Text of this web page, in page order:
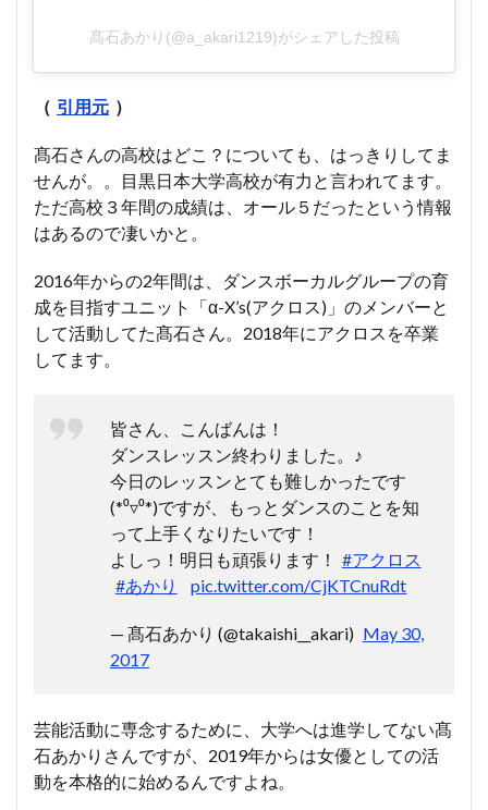
髙石あかり(@a_akari1219)がシェアした投稿
（ 引用元 ）
髙石さんの高校はどこ？についても、はっきりしてま
せんが。。目黒日本大学高校が有力と言われてます。
ただ高校３年間の成績は、オール５だったという情報
はあるので凄いかと。
2016年からの2年間は、ダンスボーカルグループの育
成を目指すユニット「α-X’s(アクロス)」のメンバーと
して活動してた髙石さん。2018年にアクロスを卒業
してます。
皆さん、こんばんは！
ダンスレッスン終わりました。♪
今日のレッスンとても難しかったです
(*⁰▿⁰*)ですが、もっとダンスのことを知
って上手くなりたいです！
よしっ！明日も頑張ります！
#アクロス
#あかり
pic.twitter.com/CjKTCnuRdt
— 髙石あかり (@takaishi__akari) May 30,
2017
芸能活動に専念するために、大学へは進学してない髙
石あかりさんですが、2019年からは女優としての活
動を本格的に始めるんですよね。